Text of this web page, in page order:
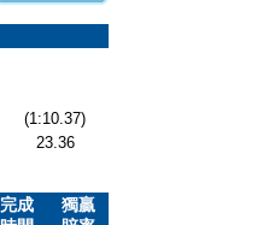
(1:10.37)
23.36
完成
獨贏